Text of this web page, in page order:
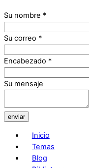
Su nombre *
Su correo *
Encabezado *
Su mensaje
enviar
Inicio
Temas
Blog